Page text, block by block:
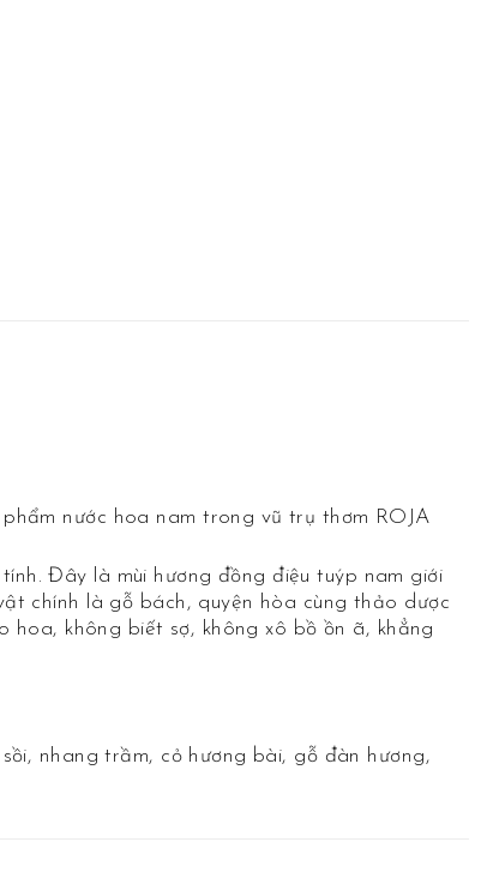
nước hoa nam trong vũ trụ thơm ROJA
Đây là mùi hương đồng điệu tuýp nam giới
chính là gỗ bách, quyện hòa cùng thảo dược
hoa, không biết sợ, không xô bồ ồn ã, khẳng
nhang trầm, cỏ hương bài, gỗ đàn hương,